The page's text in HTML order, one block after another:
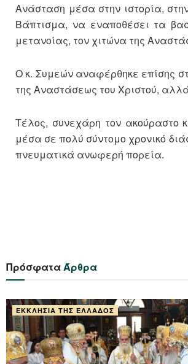
Ανάσταση μέσα στην ιστορία,
Βάπτισμα, να εναποθέσει τα
μετανοίας, τον χιτώνα της
Ο κ. Συμεών αναφέρθηκε επίσης
της Αναστάσεως του Χριστού,
Τέλος, συνεχάρη τον ακούραστο
μέσα σε πολύ σύντομο χρονικό
πνευματικά ανωφερή πορεία.
ΠρόσφαταΆρθρα
ΕΚΚΛΗΣΊΑ ΤΗΣ ΕΛΛΆΔΟΣ